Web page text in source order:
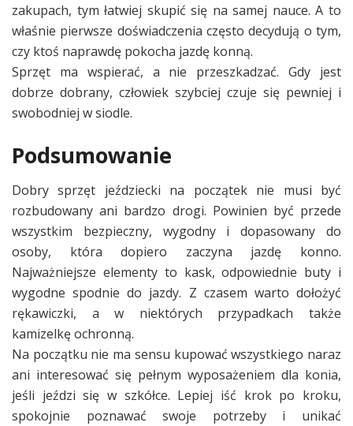
zakupach, tym łatwiej skupić się na samej nauce. A to
właśnie pierwsze doświadczenia często decydują o tym,
czy ktoś naprawdę pokocha jazdę konną.
Sprzęt ma wspierać, a nie przeszkadzać. Gdy jest
dobrze dobrany, człowiek szybciej czuje się pewniej i
swobodniej w siodle.
Podsumowanie
Dobry sprzęt jeździecki na początek nie musi być
rozbudowany ani bardzo drogi. Powinien być przede
wszystkim bezpieczny, wygodny i dopasowany do
osoby, która dopiero zaczyna jazdę konno.
Najważniejsze elementy to kask, odpowiednie buty i
wygodne spodnie do jazdy. Z czasem warto dołożyć
rękawiczki, a w niektórych przypadkach także
kamizelkę ochronną.
Na początku nie ma sensu kupować wszystkiego naraz
ani interesować się pełnym wyposażeniem dla konia,
jeśli jeździ się w szkółce. Lepiej iść krok po kroku,
spokojnie poznawać swoje potrzeby i unikać